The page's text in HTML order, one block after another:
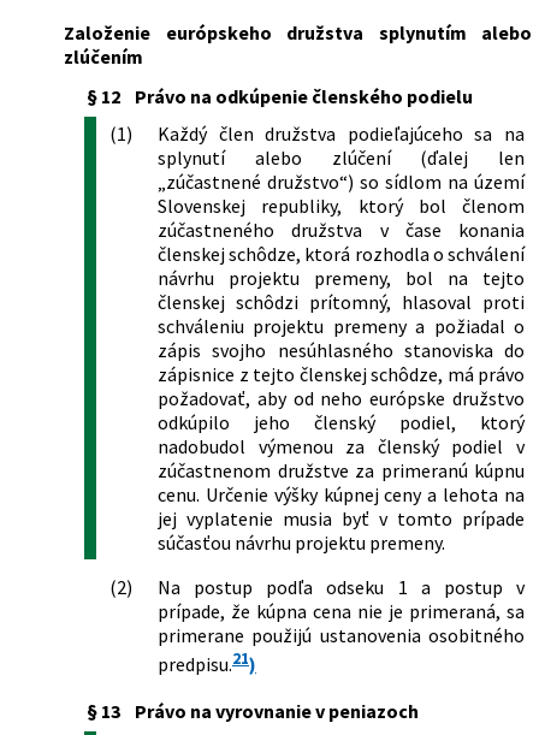
Založenie európskeho družstva splynutím alebo
zlúčením
§ 12
Právo na odkúpenie členského podielu
(1)
Každý člen družstva podieľajúceho sa na
splynutí alebo zlúčení (ďalej len
„zúčastnené družstvo“) so sídlom na území
Slovenskej republiky, ktorý bol členom
zúčastneného družstva v čase konania
členskej schôdze, ktorá rozhodla o schválení
návrhu projektu premeny, bol na tejto
členskej schôdzi prítomný, hlasoval proti
schváleniu projektu premeny a požiadal o
zápis svojho nesúhlasného stanoviska do
zápisnice z tejto členskej schôdze, má právo
požadovať, aby od neho európske družstvo
odkúpilo jeho členský podiel, ktorý
nadobudol výmenou za členský podiel v
zúčastnenom družstve za primeranú kúpnu
cenu. Určenie výšky kúpnej ceny a lehota na
jej vyplatenie musia byť v tomto prípade
súčasťou návrhu projektu premeny.
(2)
Na postup podľa odseku 1 a postup v
prípade, že kúpna cena nie je primeraná, sa
primerane použijú ustanovenia osobitného
predpisu.21)
§ 13
Právo na vyrovnanie v peniazoch